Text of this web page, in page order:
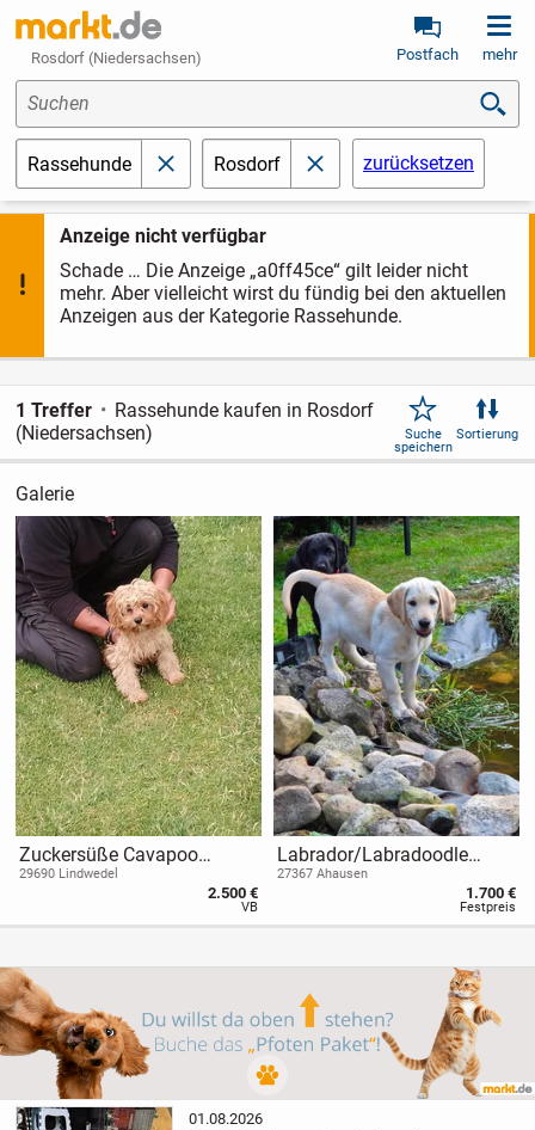
Rosdorf (Niedersachsen) Postfach mehr
Anzeige nicht verfügbar
Schade … Die Anzeige „a0ff45ce“ gilt leider nicht
mehr. Aber vielleicht wirst du fündig bei den aktuellen
Anzeigen aus der Kategorie Rassehunde.
Suchen
Rassehunde schließenRosdorf schließenzurücksetzen
1 Treffer
Rassehunde kaufen in Rosdorf
(Niedersachsen)
Suche
speichern
Sortierung
Galerie
Zuckersüße Cavapoo
Welpen, Cavalier King
29690 Lindwedel
2.500 €
VB
Labrador/Labradoodle
Welpen suchen ein schönes
27367 Ahausen
1.700 €
Festpreis
01.08.2026